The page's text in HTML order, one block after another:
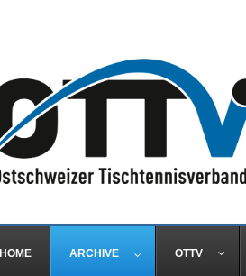
HOME ARCHIVE OTTV